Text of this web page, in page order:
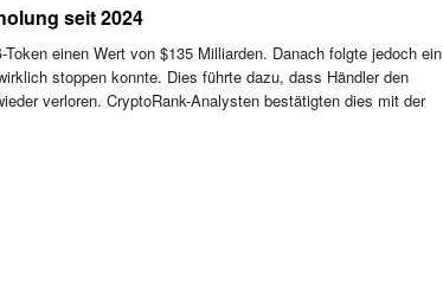
seit 2024
einen Wert von $135 Milliarden. Danach folgte jedoch ein
stoppen konnte. Dies führte dazu, dass Händler den
verloren. CryptoRank-Analysten bestätigten dies mit der